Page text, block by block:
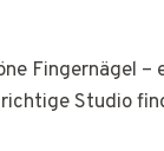
Fingernägel
richtige Studio